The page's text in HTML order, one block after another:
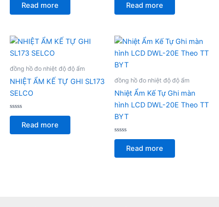
of
Read more
of
Read more
đồng hồ đo nhiệt độ độ ẩm
NHIỆT ẨM KẾ TỰ GHI SL173
SELCO
Rated
of
Read more
đồng hồ đo nhiệt độ độ ẩm
Nhiệt Ẩm Kế Tự Ghi màn
hình LCD DWL-20E Theo TT
BYT
Rated
of
Read more